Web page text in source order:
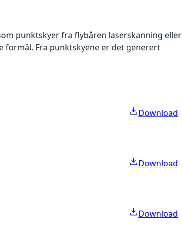
punktskyer fra flybåren laserskanning eller
formål. Fra punktskyene er det generert
Download
Download
Download